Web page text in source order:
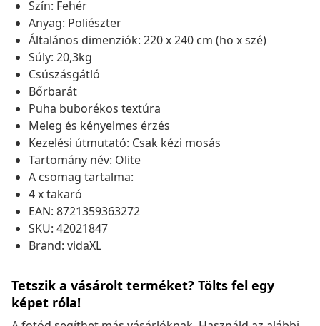
Szín: Fehér
Anyag: Poliészter
Általános dimenziók: 220 x 240 cm (ho x szé)
Súly: 20,3kg
Csúszásgátló
Bőrbarát
Puha buborékos textúra
Meleg és kényelmes érzés
Kezelési útmutató: Csak kézi mosás
Tartomány név: Olite
A csomag tartalma:
4 x takaró
EAN: 8721359363272
SKU: 42021847
Brand: vidaXL
Tetszik a vásárolt terméket? Tölts fel egy
képet róla!